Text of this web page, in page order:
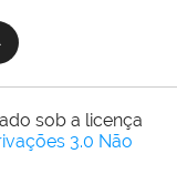
sob a licença
3.0 Não